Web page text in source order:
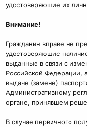
удостоверяющие их
Внимание!
Гражданин вправе не
удостоверяющие
выданные в связи с
Российской Федерации,
выдаче (замене)
Административному
органе, принявшем
В случае первичного